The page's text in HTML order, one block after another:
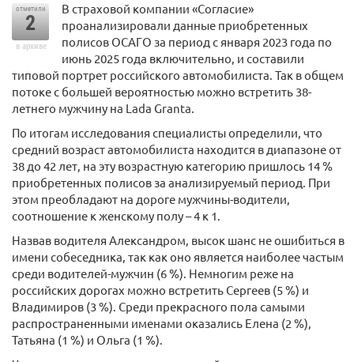
отметили
2
в архиве
В страховой компании «Согласие»
проанализировали данные приобретенных
полисов ОСАГО за период с января 2023 года по
июнь 2025 года включительно, и составили
типовой портрет российского автомобилиста. Так в общем
потоке с большей вероятностью можно встретить 38-
летнего мужчину на Lada Granta.
По итогам исследования специалисты определили, что
средний возраст автомобилиста находится в диапазоне от
38 до 42 лет, на эту возрастную категорию пришлось 14 %
приобретенных полисов за анализируемый период. При
этом преобладают на дороге мужчины-водители,
соотношение к женскому полу – 4 к 1.
Назвав водителя Александром, высок шанс не ошибиться в
имени собеседника, так как оно является наиболее частым
среди водителей-мужчин (6 %). Немногим реже на
российских дорогах можно встретить Сергеев (5 %) и
Владимиров (3 %). Среди прекрасного пола самыми
распространенными именами оказались Елена (2 %),
Татьяна (1 %) и Ольга (1 %).